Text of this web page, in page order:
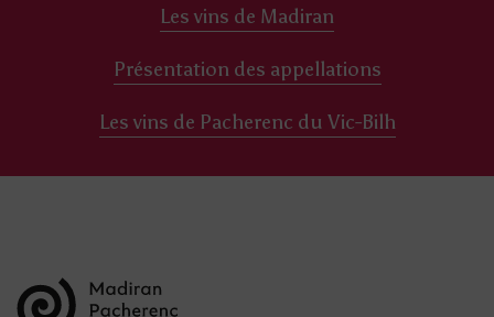
Les vins de Madiran
Présentation des appellations
Les vins de Pacherenc du Vic-Bilh